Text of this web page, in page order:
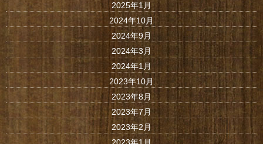
2025年1月
2024年10月
2024年9月
2024年3月
2024年1月
2023年10月
2023年8月
2023年7月
2023年2月